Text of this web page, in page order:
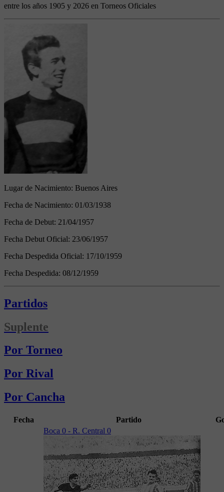
entre los años 1905 y 2026 en Torneos Oficiales
Lugar de Nacimiento: Buenos Aires
Fecha de Nacimiento: 01/03/1938
Fecha de Debut: 21/04/1957
Fecha Debut Oficial: 23/06/1957
Fecha Despedida Oficial: 17/10/1959
Fecha Despedida: 08/12/1959
Partidos
Suplente
Por Torneo
Por Rival
Por Cancha
Fecha Partido
Boca 0 - R. Central 0